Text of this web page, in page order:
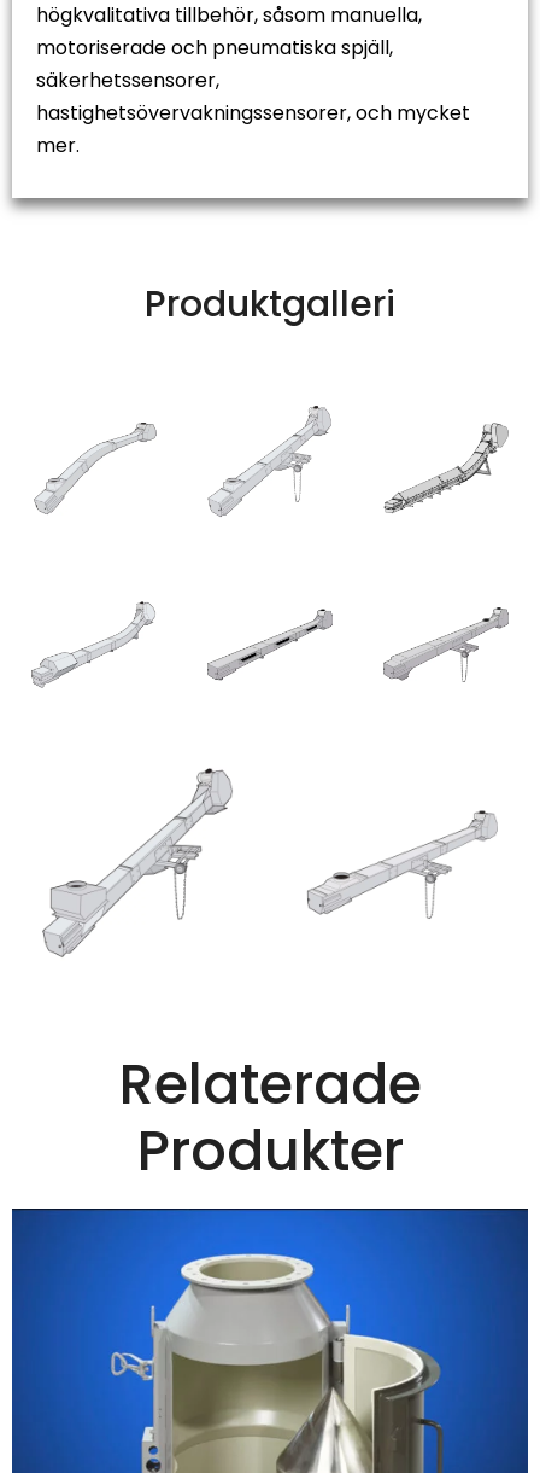
högkvalitativa tillbehör, såsom manuella,
motoriserade och pneumatiska spjäll,
säkerhetssensorer,
hastighetsövervakningssensorer, och mycket
mer.
Produktgalleri
Relaterade
Produkter